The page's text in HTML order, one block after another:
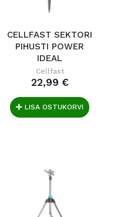
CELLFAST SEKTORI
PIHUSTI POWER
IDEAL
Cellfast
22,99 €
LISA OSTUKORVI